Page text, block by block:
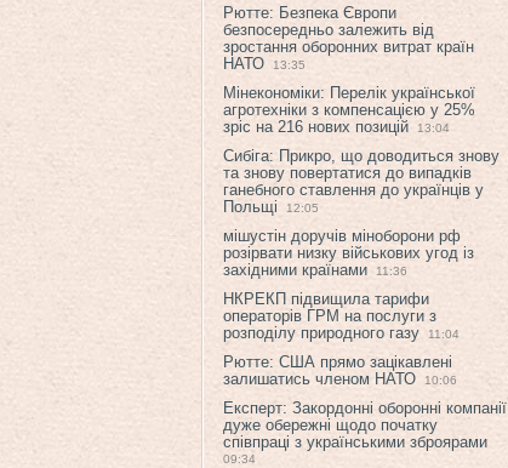
Рютте: Безпека Європи
безпосередньо залежить від
зростання оборонних витрат країн
НАТО
13:35
Мінекономіки: Перелік української
агротехніки з компенсацією у 25%
зріс на 216 нових позицій
13:04
Сибіга: Прикро, що доводиться знову
та знову повертатися до випадків
ганебного ставлення до українців у
Польщі
12:05
мішустін доручів міноборони рф
розірвати низку військових угод із
західними країнами
11:36
НКРЕКП підвищила тарифи
операторів ГРМ на послуги з
розподілу природного газу
11:04
Рютте: США прямо зацікавлені
залишатись членом НАТО
10:06
Експерт: Закордонні оборонні компанії
дуже обережні щодо початку
співпраці з українськими зброярами
09:34